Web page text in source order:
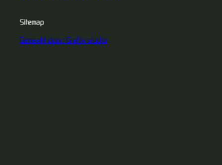
Sitemap
Gemaakt door: Grafix studio